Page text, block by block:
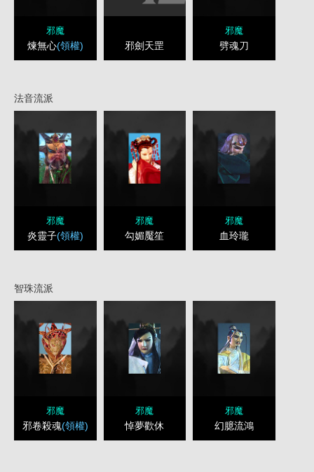
邪魔
煉無心(領權) 邪劍天罡
邪魔
劈魂刀
法音流派
邪魔
炎靈子(領權)
邪魔
勾媚魘笙
邪魔
血玲瓏
智珠流派
邪魔
邪卷殺魂(領權)
邪魔
悼夢歡休
邪魔
幻臆流鴻